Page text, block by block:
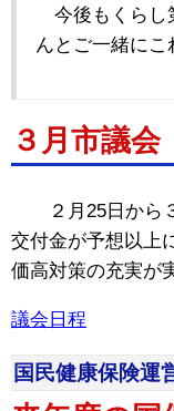
今後もくらし
んとご一緒にこ
３月市議会
２月25日から３
交付金が予想以上
価高対策の充実が
議会日程
国民健康保険運